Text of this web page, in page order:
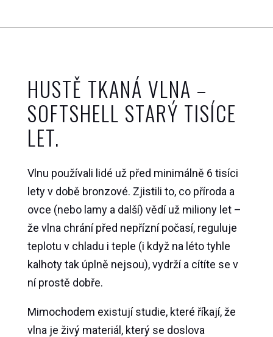
HUSTĚ TKANÁ VLNA –
SOFTSHELL STARÝ TISÍCE
LET.
Vlnu používali lidé už před minimálně 6 tisíci
lety v době bronzové. Zjistili to, co příroda a
ovce (nebo lamy a další) vědí už miliony let –
že vlna chrání před nepřízní počasí, reguluje
teplotu v chladu i teple (i když na léto tyhle
kalhoty tak úplně nejsou), vydrží a cítíte se v
ní prostě dobře.
Mimochodem existují studie, které říkají, že
vlna je živý materiál, který se doslova